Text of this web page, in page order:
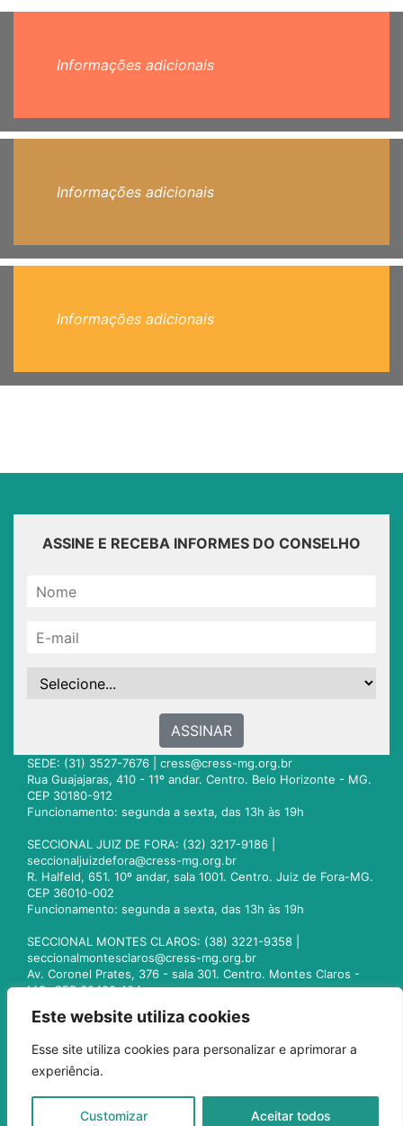
Este website utiliza cookies
Esse site utiliza cookies para personalizar e aprimorar a
experiência.
Customizar Aceitar todos
Informações adicionais
Informações adicionais
Informações adicionais
ASSINE E RECEBA INFORMES DO CONSELHO
ASSINAR
SEDE: (31) 3527-7676 | cress@cress-mg.org.br
Rua Guajajaras, 410 - 11º andar. Centro. Belo Horizonte - MG.
CEP 30180-912
Funcionamento: segunda a sexta, das 13h às 19h
SECCIONAL JUIZ DE FORA: (32) 3217-9186 |
seccionaljuizdefora@cress-mg.org.br
R. Halfeld, 651. 10º andar, sala 1001. Centro. Juiz de Fora-MG.
CEP 36010-002
Funcionamento: segunda a sexta, das 13h às 19h
SECCIONAL MONTES CLAROS: (38) 3221-9358 |
seccionalmontesclaros@cress-mg.org.br
Av. Coronel Prates, 376 - sala 301. Centro. Montes Claros -
MG. CEP 39400-104
seccionaluberlandia@cress-mg.org.br
Av. Afonso Pena, 547 - sala 101. Uberlândia - MG. CEP